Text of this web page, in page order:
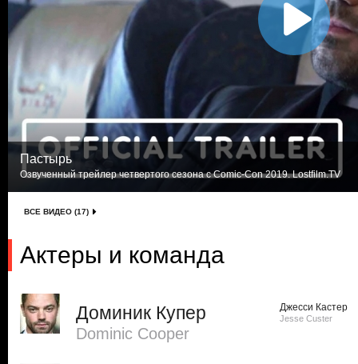
Пастырь
Озвученный трейлер четвертого сезона с Comic-Con 2019. Lostfilm.TV
ВСЕ ВИДЕО (17)
Актеры и команда
Доминик Купер
Dominic Cooper
Джесси Кастер
Jesse Custer